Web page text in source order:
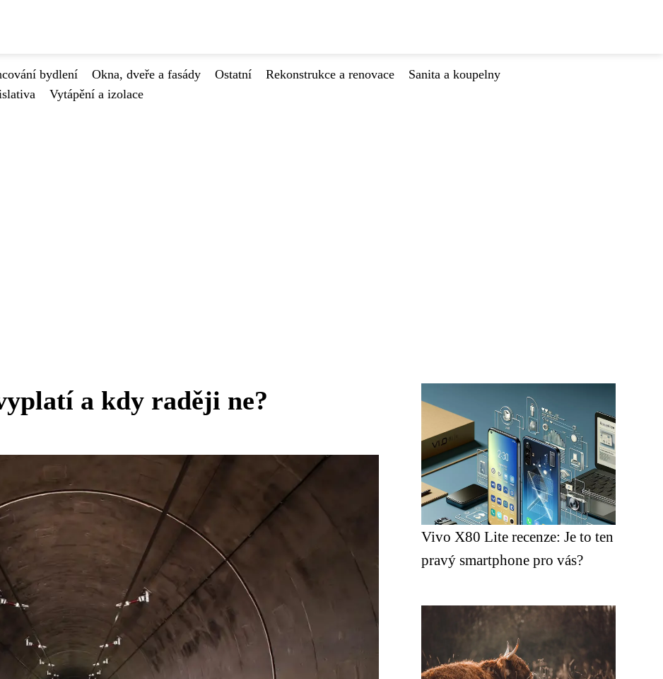
bydlení Okna, dveře a fasády Ostatní Rekonstrukce a renovace
Sanita a koupelny
Vytápění a izolace
a kdy raději ne?
Vivo X80 Lite recenze: Je to ten
pravý smartphone pro vás?